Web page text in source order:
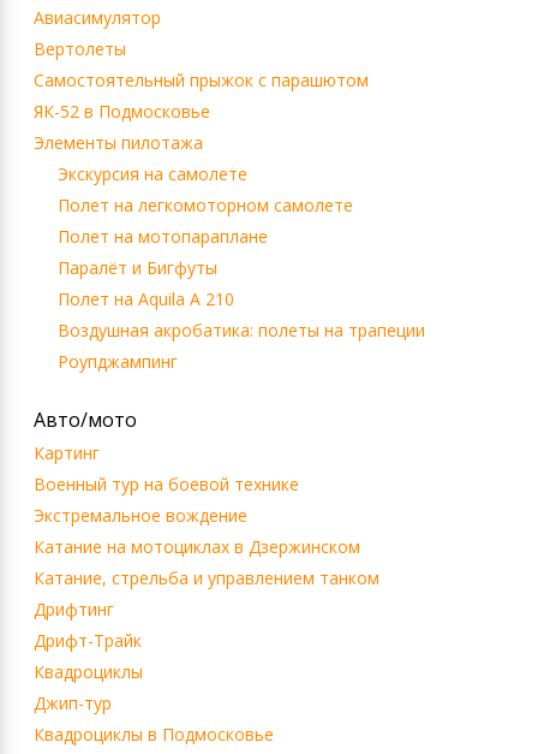
Авиасимулятор
Вертолеты
Самостоятельный прыжок с парашютом
ЯК-52 в Подмосковье
Элементы пилотажа
Экскурсия на самолете
Полет на легкомоторном самолете
Полет на мотопараплане
Паралёт и Бигфуты
Полет на Aquila A 210
Воздушная акробатика: полеты на трапеции
Роупджампинг
Авто/мото
Картинг
Военный тур на боевой технике
Экстремальное вождение
Катание на мотоциклах в Дзержинском
Катание, стрельба и управлением танком
Дрифтинг
Дрифт-Трайк
Квадроциклы
Джип-тур
Квадроциклы в Подмосковье